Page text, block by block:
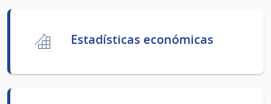
Estadísticas económicas